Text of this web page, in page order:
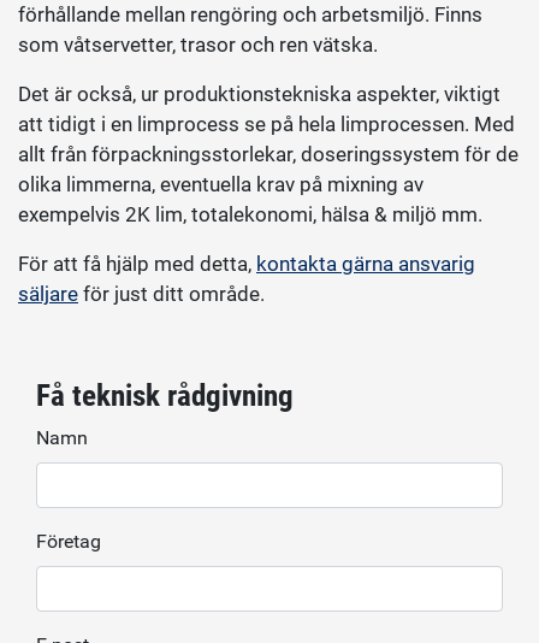
förhållande mellan rengöring och arbetsmiljö. Finns
som våtservetter, trasor och ren vätska.
Det är också, ur produktionstekniska aspekter, viktigt
att tidigt i en limprocess se på hela limprocessen. Med
allt från förpackningsstorlekar, doseringssystem för de
olika limmerna, eventuella krav på mixning av
exempelvis 2K lim, totalekonomi, hälsa & miljö mm.
För att få hjälp med detta, kontakta gärna ansvarig
säljare för just ditt område.
Få teknisk rådgivning
Namn
Företag